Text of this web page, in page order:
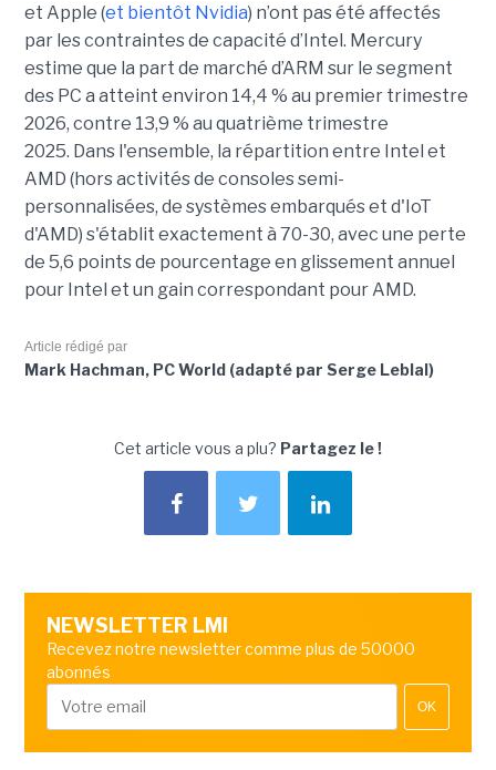
et Apple (et bientôt Nvidia) n’ont pas été affectés
par les contraintes de capacité d’Intel. Mercury
estime que la part de marché d’ARM sur le segment
des PC a atteint environ 14,4 % au premier trimestre
2026, contre 13,9 % au quatrième trimestre
2025. Dans l'ensemble, la répartition entre Intel et
AMD (hors activités de consoles semi-
personnalisées, de systèmes embarqués et d'IoT
d'AMD) s'établit exactement à 70-30, avec une perte
de 5,6 points de pourcentage en glissement annuel
pour Intel et un gain correspondant pour AMD.
Article rédigé par
Mark Hachman, PC World (adapté par Serge Leblal)
Cet article vous a plu? Partagez le !
NEWSLETTER LMI
Recevez notre newsletter comme plus de 50000
abonnés
OK